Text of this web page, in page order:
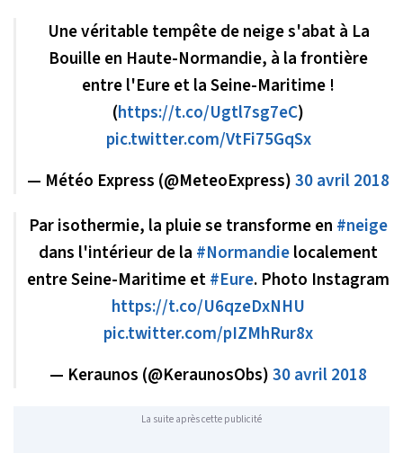
Une véritable tempête de neige s'abat à La
Bouille en Haute-Normandie, à la frontière
entre l'Eure et la Seine-Maritime !
(https://t.co/Ugtl7sg7eC)
pic.twitter.com/VtFi75GqSx
— Météo Express (@MeteoExpress)30 avril 2018
Par isothermie, la pluie se transforme en #neige
dans l'intérieur de la #Normandielocalement
entre Seine-Maritime et#Eure. Photo Instagram
https://t.co/U6qzeDxNHU
pic.twitter.com/pIZMhRur8x
— Keraunos (@KeraunosObs)30 avril 2018
La suite après cette publicité